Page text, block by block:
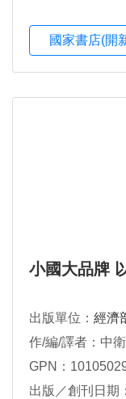
國家書店(開
小國大品牌
出版單位： 經濟
作/編/譯者：中
GPN：
出版／創刊日期